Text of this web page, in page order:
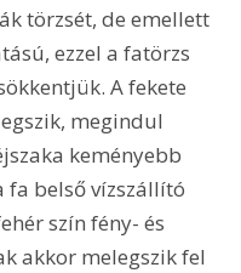
törzsét, de emellett
ezzel a fatörzs
A fekete
megindul
keményebb
fa belső vízszállító
szín fény- és
akkor melegszik fel